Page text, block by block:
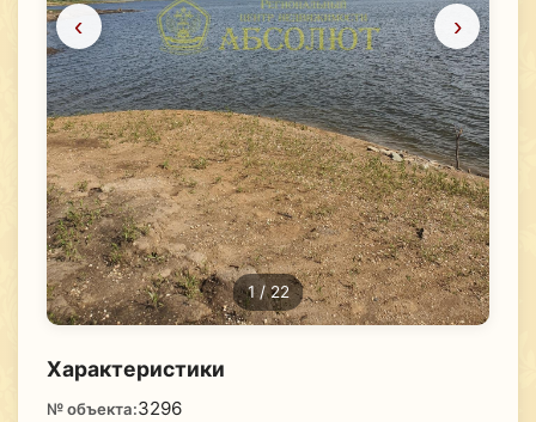
‹ ›
1/ 22
Характеристики
№ объекта:3296